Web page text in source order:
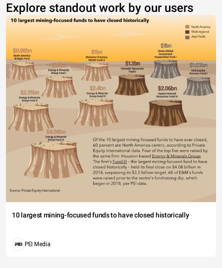
Explore standout work by our users
10 largest mining-focused funds to have closed historically
PEI Media